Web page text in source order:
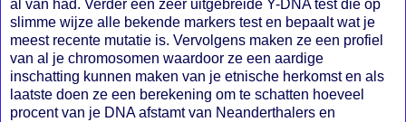
al van had. Verder een zeer uitgebreide Y-DNA test die op
slimme wijze alle bekende markers test en bepaalt wat je
meest recente mutatie is. Vervolgens maken ze een profiel
van al je chromosomen waardoor ze een aardige
inschatting kunnen maken van je etnische herkomst en als
laatste doen ze een berekening om te schatten hoeveel
procent van je DNA afstamt van Neanderthalers en